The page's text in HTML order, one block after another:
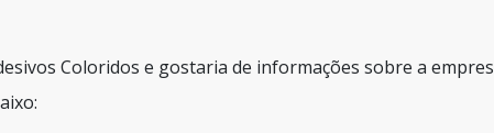
Coloridos e gostaria de informações sobre a